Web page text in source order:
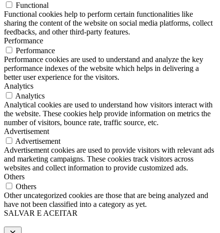
Functional
Functional cookies help to perform certain functionalities like
sharing the content of the website on social media platforms, collect
feedbacks, and other third-party features.
Performance
Performance
Performance cookies are used to understand and analyze the key
performance indexes of the website which helps in delivering a
better user experience for the visitors.
Analytics
Analytics
Analytical cookies are used to understand how visitors interact with
the website. These cookies help provide information on metrics the
number of visitors, bounce rate, traffic source, etc.
Advertisement
Advertisement
Advertisement cookies are used to provide visitors with relevant ads
and marketing campaigns. These cookies track visitors across
websites and collect information to provide customized ads.
Others
Others
Other uncategorized cookies are those that are being analyzed and
have not been classified into a category as yet.
SALVAR E ACEITAR